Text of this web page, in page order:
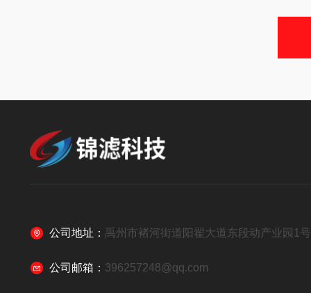
公司地址： 禹州市褚河街道阳翟大道东段动产业园1号
公司邮箱： 396257248@qq.com